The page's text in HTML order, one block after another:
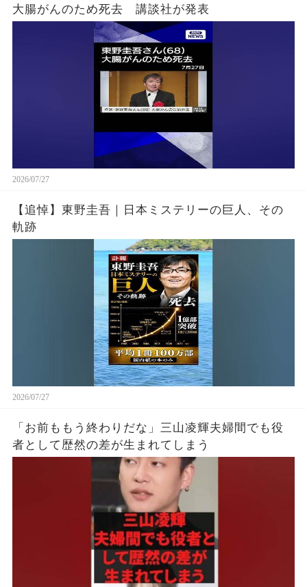
大腸がんのため死去 講談社が発表
2026/07/27
【追悼】東野圭吾｜日本ミステリーの巨人、その
軌跡
2026/07/27
「お前ももう終わりだな」三山凌輝夫婦間でも役
者として歴然の差が生まれてしまう